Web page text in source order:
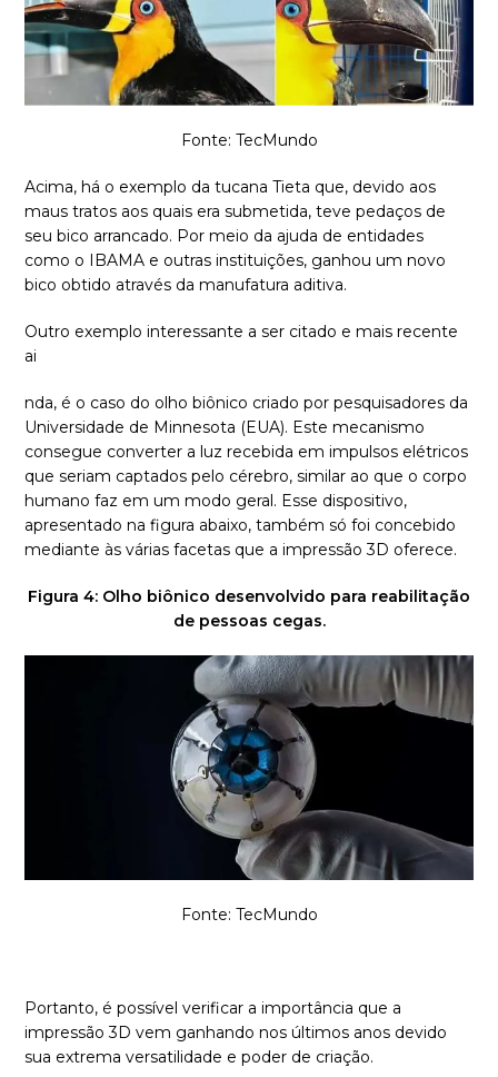
Fonte: TecMundo
Acima, há o exemplo da tucana Tieta que, devido aos
maus tratos aos quais era submetida, teve pedaços de
seu bico arrancado. Por meio da ajuda de entidades
como o IBAMA e outras instituições, ganhou um novo
bico obtido através da manufatura aditiva.
Outro exemplo interessante a ser citado e mais recente
ai
nda, é o caso do olho biônico criado por pesquisadores da
Universidade de Minnesota (EUA). Este mecanismo
consegue converter a luz recebida em impulsos elétricos
que seriam captados pelo cérebro, similar ao que o corpo
humano faz em um modo geral. Esse dispositivo,
apresentado na figura abaixo, também só foi concebido
mediante às várias facetas que a impressão 3D oferece.
Figura 4: Olho biônico desenvolvido para reabilitação
de pessoas cegas.
Fonte: TecMundo
Portanto, é possível verificar a importância que a
impressão 3D vem ganhando nos últimos anos devido
sua extrema versatilidade e poder de criação.